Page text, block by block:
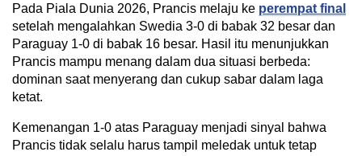
Pada Piala Dunia 2026, Prancis melaju ke perempat final
setelah mengalahkan Swedia 3-0 di babak 32 besar dan
Paraguay 1-0 di babak 16 besar. Hasil itu menunjukkan
Prancis mampu menang dalam dua situasi berbeda:
dominan saat menyerang dan cukup sabar dalam laga
ketat.
Kemenangan 1-0 atas Paraguay menjadi sinyal bahwa
Prancis tidak selalu harus tampil meledak untuk tetap